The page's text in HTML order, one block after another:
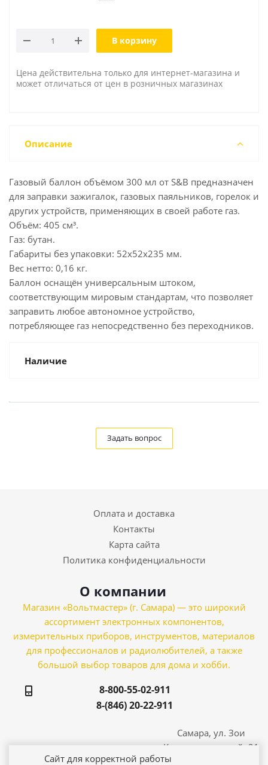
В корзину
Цена действительна только для интернет-магазина и
может отличаться от цен в розничных магазинах
Описание
Газовый баллон объёмом 300 мл от S&B предназначен
для заправки зажигалок, газовых паяльников, горелок и
других устройств, применяющих в своей работе газ.
Объём: 405 см³.
Газ: бутан.
Габариты без упаковки: 52х52х235 мм.
Вес нетто: 0,16 кг.
Баллон оснащён универсальным штоком,
соответствующим мировым стандартам, что позволяет
заправить любое автономное устройство,
потребляющее газ непосредственно без переходников.
Наличие
Задать вопрос
Оплата и доставка
Контакты
Карта сайта
Политика конфиденциальности
О компании
Магазин «Вольтмастер» (г. Самара) — это широкий
ассортимент электронных компонентов,
измерительных приборов, инструментов, материалов
для профессионалов и радиолюбителей, а также
большой выбор товаров для дома и хобби.
8-800-55-02-911
8-(846) 20-22-911
Самара, ул. Зои
Космодемьянской, 21
Сайт для корректной работы